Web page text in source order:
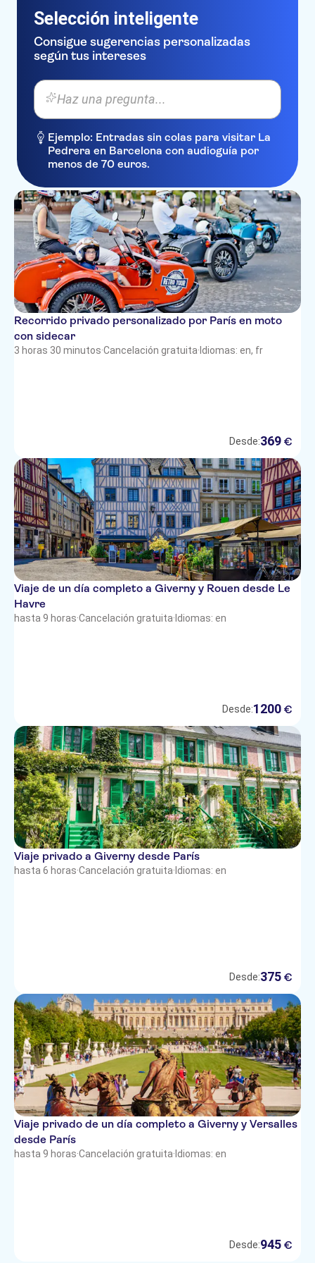
Selección inteligente
Consigue sugerencias personalizadas
según tus intereses
Haz una pregunta...
Ejemplo: Entradas sin colas para visitar La
Pedrera en Barcelona con audioguía por
menos de 70 euros.
Recorrido privado personalizado por París en moto
con sidecar
3 horas 30 minutos·Cancelación gratuita· Idiomas: en, fr
Desde:369 €
Viaje de un día completo a Giverny y Rouen desde Le
Havre
hasta 9 horas·Cancelación gratuita· Idiomas: en
Desde:1200 €
Viaje privado a Giverny desde París
hasta 6 horas·Cancelación gratuita· Idiomas: en
Desde:375 €
Viaje privado de un día completo a Giverny y Versalles
desde París
hasta 9 horas·Cancelación gratuita· Idiomas: en
Desde:945 €